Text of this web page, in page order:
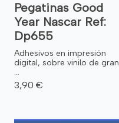
Pegatinas Good
Year Nascar Ref:
Dp655
Adhesivos en impresión
digital, sobre vinilo de gran
...
3,90 €